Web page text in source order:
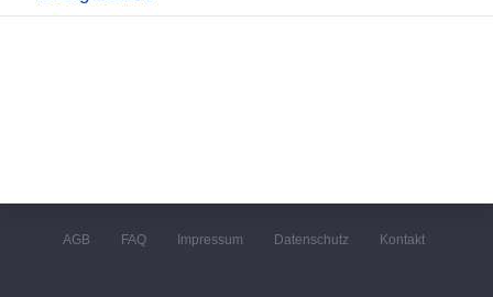
AGB FAQ Impressum Datenschutz Kontakt